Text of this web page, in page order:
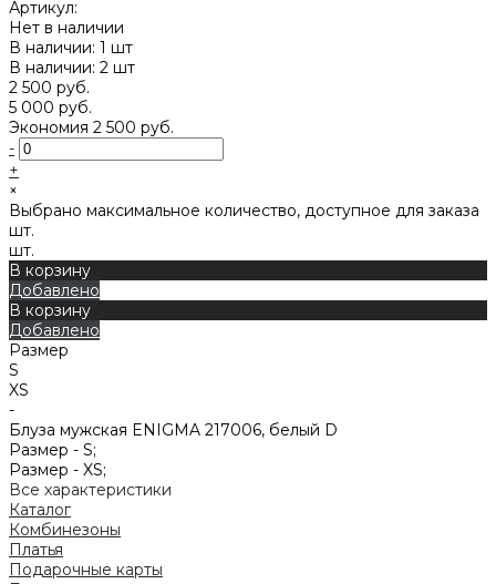
Артикул:
Нет в наличии
В наличии: 1 шт
В наличии: 2 шт
2 500 руб.
5 000 руб.
Экономия 2 500 руб.
-
+
×
Выбрано максимальное количество, доступное для заказа
шт.
шт.
В корзину
Добавлено
В корзину
Добавлено
Размер
S
XS
-
Блуза мужская ENIGMA 217006, белый D
Размер - S;
Размер - XS;
Все характеристики
Каталог
Комбинезоны
Платья
Подарочные карты